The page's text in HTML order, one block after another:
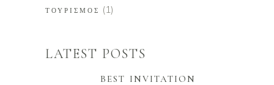
ΤΟΥΡΙΣΜΌΣ (1)
LATEST POSTS
BEST INVITATION